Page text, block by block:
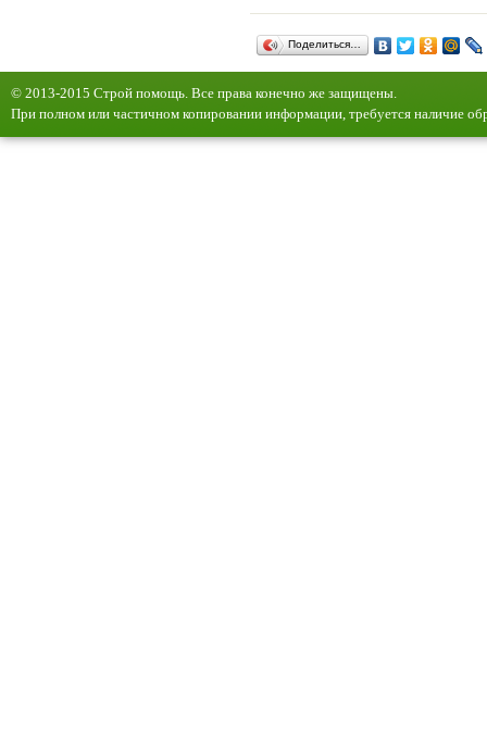
Поделиться…
© 2013-2015 Строй помощь. Все права конечно же защищены.
При полном или частичном копировании информации, требуется наличие